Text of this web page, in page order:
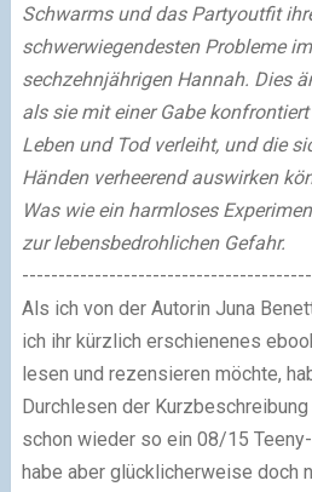
Schwarms und das Partyoutfit
schwerwiegendesten Probleme
sechzehnjährigen Hannah. Dies
als sie mit einer Gabe
Leben und Tod verleiht, und die
Händen verheerend auswirken
Was wie ein harmloses
zur lebensbedrohlichen Gefahr.
----------------------------------------
Als ich von der Autorin Juna
ich ihr kürzlich erschienenes
lesen und rezensieren möchte,
Durchlesen der
schon wieder so ein 08/15
habe aber glücklicherweise doch